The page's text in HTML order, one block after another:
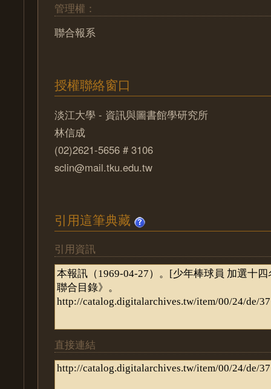
管理權：
聯合報系
授權聯絡窗口
淡江大學 - 資訊與圖書館學研究所
林信成
(02)2621-5656 # 3106
sclin@mail.tku.edu.tw
引用這筆典藏
引用資訊
直接連結